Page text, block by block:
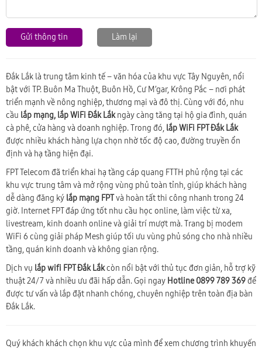
Gửi thông tin Làm lại
Đắk Lắk là trung tâm kinh tế – văn hóa của khu vực Tây Nguyên, nổi
bật với TP. Buôn Ma Thuột, Buôn Hồ, Cư M’gar, Krông Pắc – nơi phát
triển mạnh về nông nghiệp, thương mại và đô thị. Cùng với đó, nhu
cầu lắp mạng, lắp WiFi Đắk Lắkngày càng tăng tại hộ gia đình, quán
cà phê, cửa hàng và doanh nghiệp. Trong đó, lắp WiFi FPT Đắk Lắk
được nhiều khách hàng lựa chọn nhờ tốc độ cao, đường truyền ổn
định và hạ tầng hiện đại.
FPT Telecom đã triển khai hạ tầng cáp quang FTTH phủ rộng tại các
khu vực trung tâm và mở rộng vùng phủ toàn tỉnh, giúp khách hàng
dễ dàng đăng ký lắp mạng FPTvà hoàn tất thi công nhanh trong 24
giờ. Internet FPT đáp ứng tốt nhu cầu học online, làm việc từ xa,
livestream, kinh doanh online và giải trí mượt mà. Trang bị modem
WiFi 6 cùng giải pháp Mesh giúp tối ưu vùng phủ sóng cho nhà nhiều
tầng, quán kinh doanh và không gian rộng.
Dịch vụ lắp wifi FPT Đắk Lắkcòn nổi bật với thủ tục đơn giản, hỗ trợ kỹ
thuật 24/7 và nhiều ưu đãi hấp dẫn. Gọi ngay Hotline 0899 789 369để
được tư vấn và lắp đặt nhanh chóng, chuyên nghiệp trên toàn địa bàn
Đắk Lắk.
Quý khách khách chọn khu vực của mình để xem chương trình khuyến